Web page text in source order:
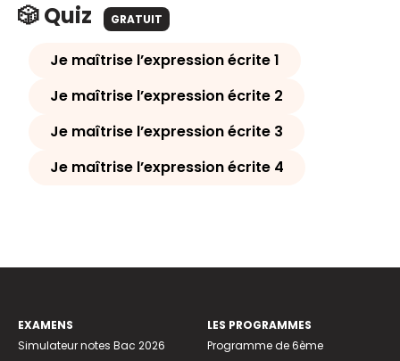
🎲 Quiz GRATUIT
Je maîtrise l’expression écrite 1
Je maîtrise l’expression écrite 2
Je maîtrise l’expression écrite 3
Je maîtrise l’expression écrite 4
EXAMENS
Simulateur notes Bac 2026
LES PROGRAMMES
Programme de 6ème